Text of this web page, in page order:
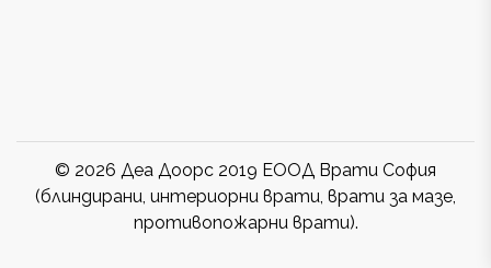
© 2026 Деа Доорс 2019 ЕООД Врати София
(блиндирани, интериорни врати, врати за мазе,
противопожарни врати).